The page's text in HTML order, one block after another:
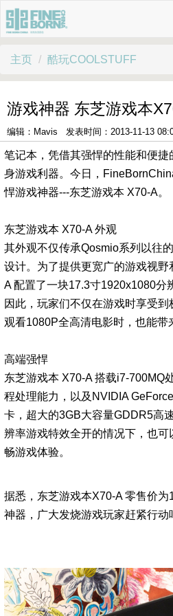
主页 酷玩COOLSTUFF
游戏神器 东芝游戏本
编辑：Mavis 发表时间：2013-11-13
笔记本，凭借其强悍的性能和便
身游戏利器。今日，
悍游戏神器---东芝游戏本 X70-A。
东芝游戏本 X70-A 外观
其外观不仅传承Qosmio系列以往
设计。为了提供更宽广的游戏视野
A 配置了一块17.3寸1920x1080分
因此，玩家们不仅在游戏时享受到
观看1080P全高清电影时，也能带
高端强悍
东芝游戏本 X70-A 搭载i7-700MQ
程处理能力，以及NVIDIA
卡，超大的3GB大容量GDDR5高
辨率游戏特效全开的情况下，也
畅游戏体验。
据悉，东芝游戏本X70-A 零售价
神器，广大发烧游戏玩家赶紧行动